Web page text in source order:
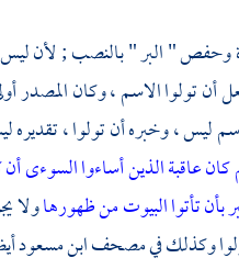
وحفص" البر " بالنصب ; لأن ليس
أن تولوا الاسم ، وكان المصدر
ليس ، وخبره أن تولوا ،
كان عاقبة الذين أساءوا السوءى أن
بأن تأتوا البيوت من ظهورهاولا
وكذلك في مصحفابن مسعود